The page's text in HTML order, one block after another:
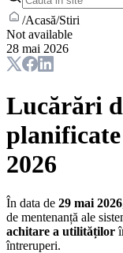
/Acasă/Stiri
Not available
28 mai 2026
Lucărări
2026
În data de 29 mai 2026
de mentenanță ale
achitare a utilităților
întreruperi.